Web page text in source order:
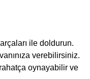
ile doldurun.
verebilirsiniz.
oynayabilir ve